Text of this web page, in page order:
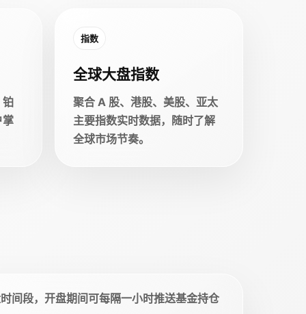
铂
掌
指数
全球大盘指数
聚合 A 股、港股、美股、亚太
主要指数实时数据，随时了解
全球市场节奏。
间段，开盘期间可每隔一小时推送基金持仓